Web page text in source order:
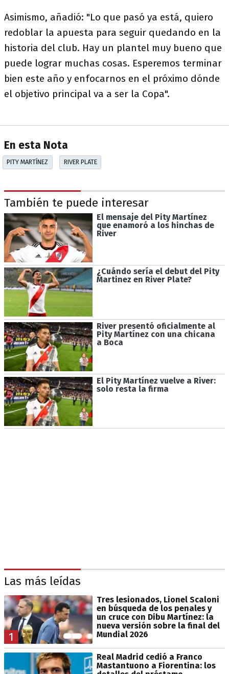
Asimismo, añadió: "Lo que pasó ya está, quiero
redoblar la apuesta para seguir quedando en la
historia del club. Hay un plantel muy bueno que
puede lograr muchas cosas. Esperemos terminar
bien este año y enfocarnos en el próximo dónde
el objetivo principal va a ser la Copa".
En esta Nota
PITY MARTÍNEZ RIVER PLATE
También te puede interesar
El mensaje del Pity Martínez
que enamoró a los hinchas de
River
¿Cuándo sería el debut del Pity
Martinez en River Plate?
River presentó oficialmente al
Pity Martínez con una chicana
a Boca
El Pity Martínez vuelve a River:
solo resta la firma
Las más leídas
1
Tres lesionados, Lionel Scaloni
en búsqueda de los penales y
un cruce con Dibu Martínez: la
nueva versión sobre la final del
Mundial 2026
Real Madrid cedió a Franco
Mastantuono a Fiorentina: los